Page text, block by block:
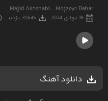
Majid Akhshabi - Mojzeye Bahar
18 جولای 2024 31,645 بازدید
دانلود آهنگ